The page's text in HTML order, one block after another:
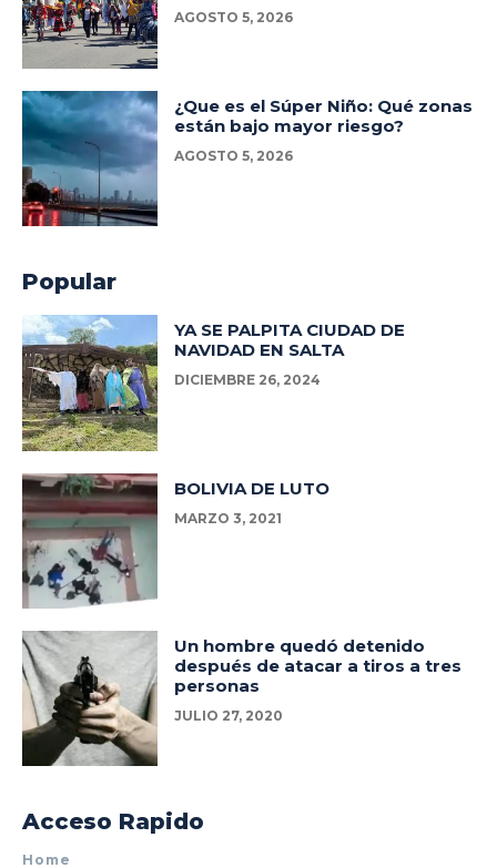
AGOSTO 5, 2026
¿Que es el Súper Niño: Qué zonas
están bajo mayor riesgo?
AGOSTO 5, 2026
Popular
YA SE PALPITA CIUDAD DE
NAVIDAD EN SALTA
DICIEMBRE 26, 2024
BOLIVIA DE LUTO
MARZO 3, 2021
Un hombre quedó detenido
después de atacar a tiros a tres
personas
JULIO 27, 2020
Acceso Rapido
Home